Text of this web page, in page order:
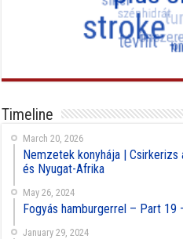
Timeline
March 20, 2026
Nemzetek konyhája | Csirkerizs
és Nyugat-Afrika
May 26, 2024
Fogyás hamburgerrel – Part 19
January 29, 2024